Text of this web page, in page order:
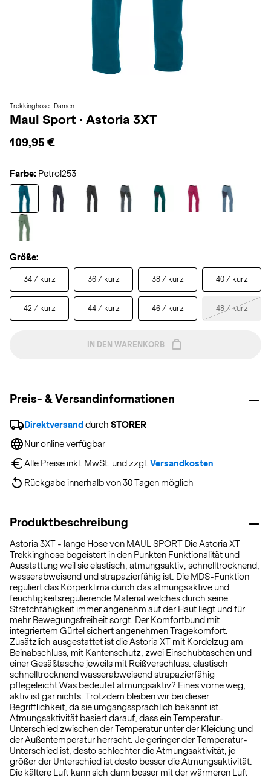
Trekkinghose · Damen
Maul Sport · Astoria 3XT
109,95 €
Farbe: Petrol253
Größe:
34 / kurz 36 / kurz 38 / kurz 40 / kurz
42 / kurz 44 / kurz 46 / kurz 48 / kurz
IN DEN WARENKORB
Preis- & Versandinformationen
Direktversand durch STORER
Nur online verfügbar
Alle Preise inkl. MwSt. und zzgl. Versandkosten
Rückgabe innerhalb von 30 Tagen möglich
Produktbeschreibung
Astoria 3XT - lange Hose von MAUL SPORT Die Astoria XT
Trekkinghose begeistert in den Punkten Funktionalität und
Ausstattung weil sie elastisch, atmungsaktiv, schnelltrocknend,
wasserabweisend und strapazierfähig ist. Die MDS-Funktion
reguliert das Körperklima durch das atmungsaktive und
feuchtigkeitsregulierende Material welches durch seine
Stretchfähigkeit immer angenehm auf der Haut liegt und für
mehr Bewegungsfreiheit sorgt. Der Komfortbund mit
integriertem Gürtel sichert angenehmen Tragekomfort.
Zusätzlich ausgestattet ist die Astoria XT mit Kordelzug am
Beinabschluss, mit Kantenschutz, zwei Einschubtaschen und
einer Gesäßtasche jeweils mit Reißverschluss. elastisch
schnelltrocknend wasserabweisend strapazierfähig
pflegeleicht Was bedeutet atmungsaktiv? Eines vorne weg,
aktiv ist gar nichts. Trotzdem bleiben wir bei dieser
Begrifflichkeit, da sie umgangssprachlich bekannt ist.
Atmungsaktivität basiert darauf, dass ein Temperatur-
Unterschied zwischen der Temperatur unter der Kleidung und
der Außentemperatur herrscht. Je geringer der Temperatur-
Unterschied ist, desto schlechter die Atmungsaktivität, je
größer der Unterschied ist desto besser die Atmungsaktivität.
Die kältere Luft kann sich dann besser mit der wärmeren Luft